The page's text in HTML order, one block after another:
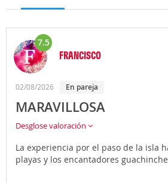
7.5
FRANCISCO
02/08/2026 En pareja
MARAVILLOSA
Desglose valoración
La experiencia por el paso de la isla
playas y los encantadores